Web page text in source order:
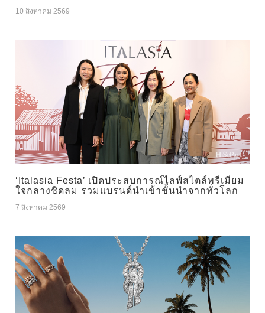
10 สิงหาคม 2569
‘Italasia Festa’ เปิดประสบการณ์ไลฟ์สไตล์พรีเมียม
ใจกลางชิดลม รวมแบรนด์นำเข้าชั้นนำจากทั่วโลก
7 สิงหาคม 2569